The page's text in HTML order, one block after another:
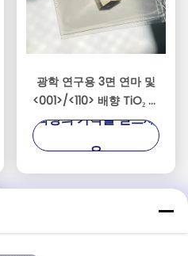
광학 연구용 3면 연마 및
<001>/<110> 배향 TiO₂ 단
결정 프리즘
최상의 가격을 얻으세
요